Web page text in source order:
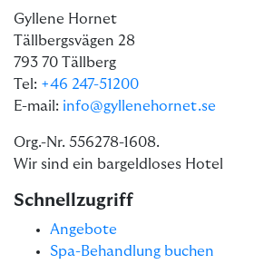
Gyllene Hornet
Tällbergsvägen 28
793 70 Tällberg
Tel: +46 247-51200
E-mail: info@gyllenehornet.se
Org.-Nr. 556278-1608.
Wir sind ein bargeldloses Hotel
Schnellzugriff
Angebote
Spa-Behandlung buchen